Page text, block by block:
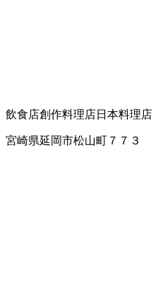
飲食店創作料理店日本料理店
宮崎県延岡市松山町７７３